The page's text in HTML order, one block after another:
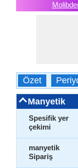
Özet
Manyetik
Spesifik yer
çekimi
manyetik
Sipariş